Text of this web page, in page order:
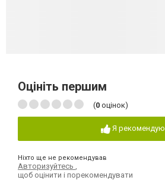
Оцініть першим
(0 оцінок)
Я рекомендую
Ніхто ще не рекомендував
Авторизуйтесь
щоб оцінити і порекомендувати